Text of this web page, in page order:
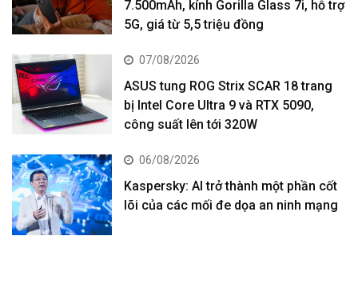
7.500mAh, kính Gorilla Glass 7i, hỗ trợ
5G, giá từ 5,5 triệu đồng
07/08/2026
ASUS tung ROG Strix SCAR 18 trang
bị Intel Core Ultra 9 và RTX 5090,
công suất lên tới 320W
06/08/2026
Kaspersky: AI trở thành một phần cốt
lõi của các mối đe dọa an ninh mạng